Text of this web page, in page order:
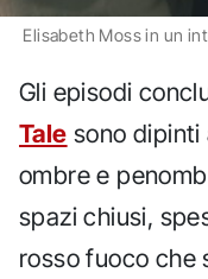
Elisabeth Moss in un
Gli episodi
Tale sono
ombre e
spazi chiusi,
rosso fuoco che